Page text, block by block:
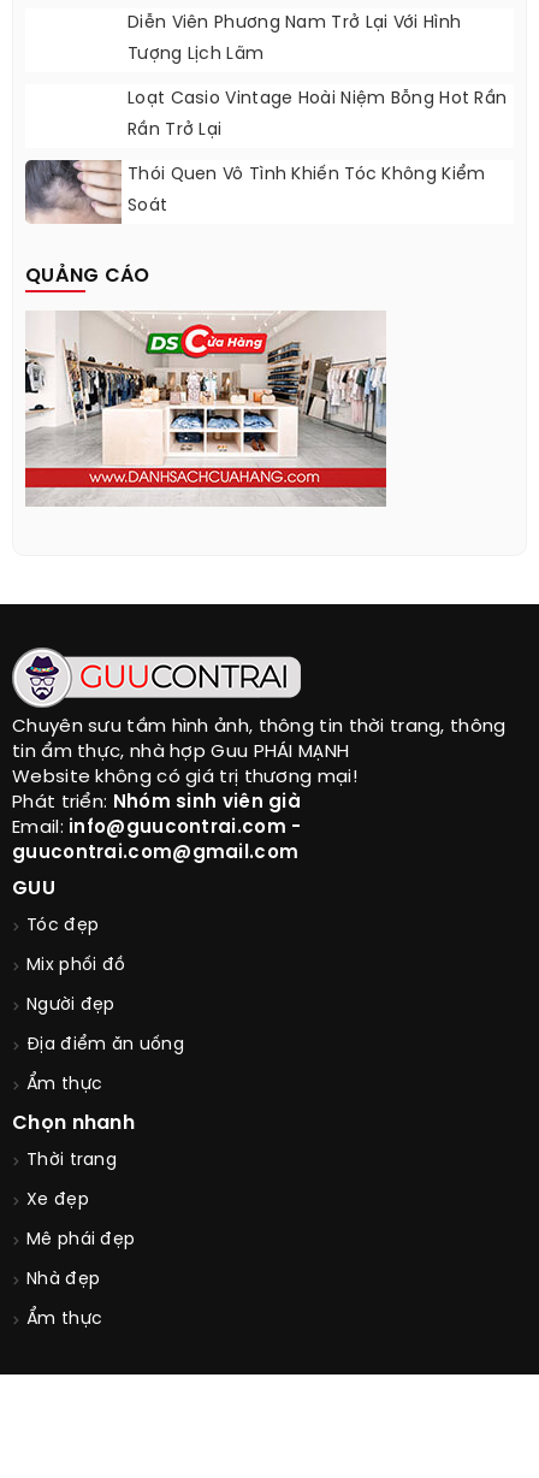
Diễn Viên Phương Nam Trở Lại Với Hình
Tượng Lịch Lãm
Loạt Casio Vintage Hoài Niệm Bỗng Hot Rần
Rần Trở Lại
Thói Quen Vô Tình Khiến Tóc Không Kiểm
Soát
QUẢNG CÁO
Chuyên sưu tầm hình ảnh, thông tin thời trang, thông
tin ẩm thực, nhà hợp Guu PHÁI MẠNH
Website không có giá trị thương mại!
Phát triển: Nhóm sinh viên già
Email: info@guucontrai.com -
guucontrai.com@gmail.com
GUU
Tóc đẹp
Mix phối đồ
Người đẹp
Địa điểm ăn uống
Ẩm thực
Chọn nhanh
Thời trang
Xe đẹp
Mê phái đẹp
Nhà đẹp
Ẩm thực